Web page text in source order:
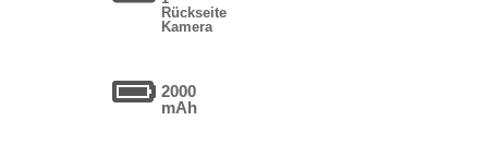
Rückseite
Kamera
2000
mAh